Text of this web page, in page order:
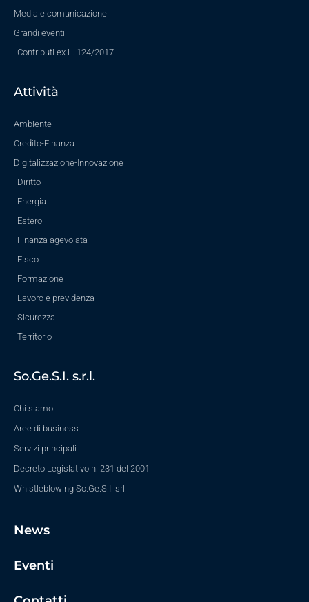
Media e comunicazione
Grandi eventi
Contributi ex L. 124/2017
Attività
Ambiente
Credito-Finanza
Digitalizzazione-Innovazione
Diritto
Energia
Estero
Finanza agevolata
Fisco
Formazione
Lavoro e previdenza
Sicurezza
Territorio
So.Ge.S.I. s.r.l.
Chi siamo
Aree di business
Servizi principali
Decreto Legislativo n. 231 del 2001
Whistleblowing So.Ge.S.I. srl
News
Eventi